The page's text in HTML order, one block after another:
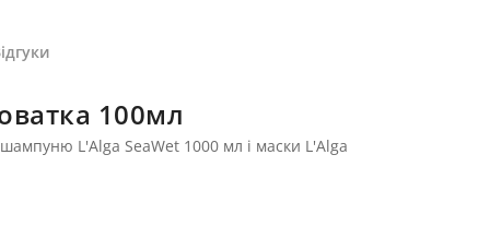
100мл
L'Alga SeaWet 1000 мл і маски L'Alga